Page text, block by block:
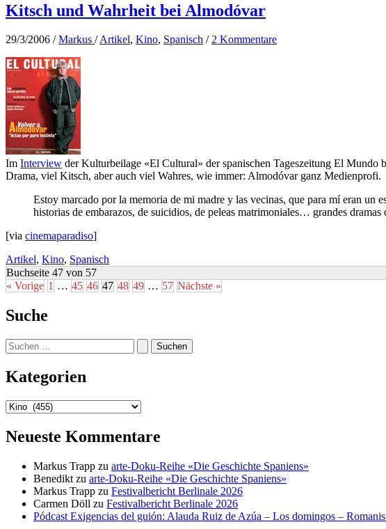
Kitsch und Wahrheit bei Almodóvar
29/3/2006 /Markus /Artikel, Kino, Spanisch /2 Kommentare
Im Interview der Kulturbeilage «El Cultural» der spanischen Tageszeitung El
Drama, viel Kitsch, aber auch viel Wahres, wie immer: Almodóvar ganz Medienprofi.
Estoy marcado por la memoria de mi madre y las vecinas, que para mí eran un
historias de embarazos, de suicidios, de peleas matrimoniales… grandes
[via cinemaparadiso]
Artikel, Kino, Spanisch
Buchseite 47 von 57
« Vorige 1 … 45 46 47 48 49 … 57 Nächste »
Suche
Suchen
nach:
Kategorien
Kategorien
Neueste Kommentare
Markus Trapp zu arte-Doku-Reihe «Die Geschichte Spaniens»
Benedikt zu arte-Doku-Reihe «Die Geschichte Spaniens»
Markus Trapp zu Festivalbericht Berlinale 2026
Carmen Döll zu Festivalbericht Berlinale 2026
Pódcast Exigencias del guión: Alauda Ruiz de Azúa – Los domingos –